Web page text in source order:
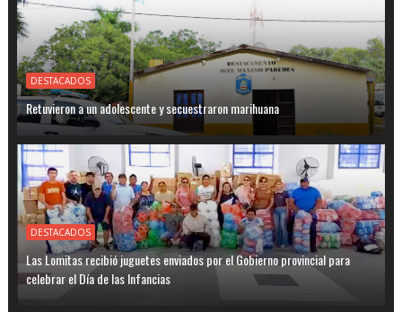
DESTACADOS
Retuvieron a un adolescente y secuestraron marihuana
DESTACADOS
Las Lomitas recibió juguetes enviados por el Gobierno provincial para
celebrar el Día de las Infancias